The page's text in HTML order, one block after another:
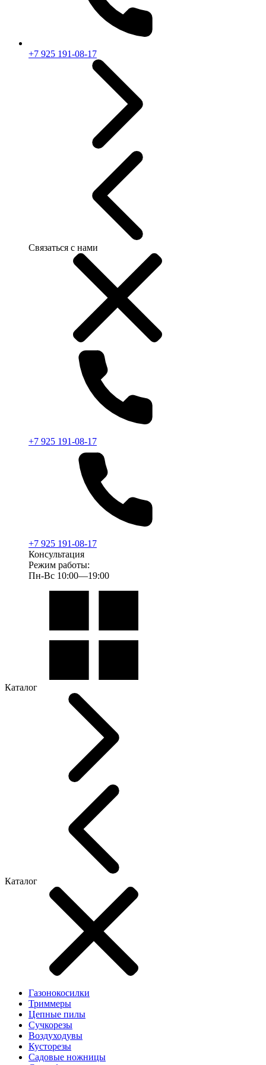
+7 925 191-08-17
Связаться с нами
+7 925 191-08-17
+7 925 191-08-17
Консультация
Режим работы:
Пн-Вс 10:00—19:00
Каталог
Каталог
Газонокосилки
Триммеры
Цепные пилы
Cучкорезы
Воздуходувы
Кусторезы
Садовые ножницы